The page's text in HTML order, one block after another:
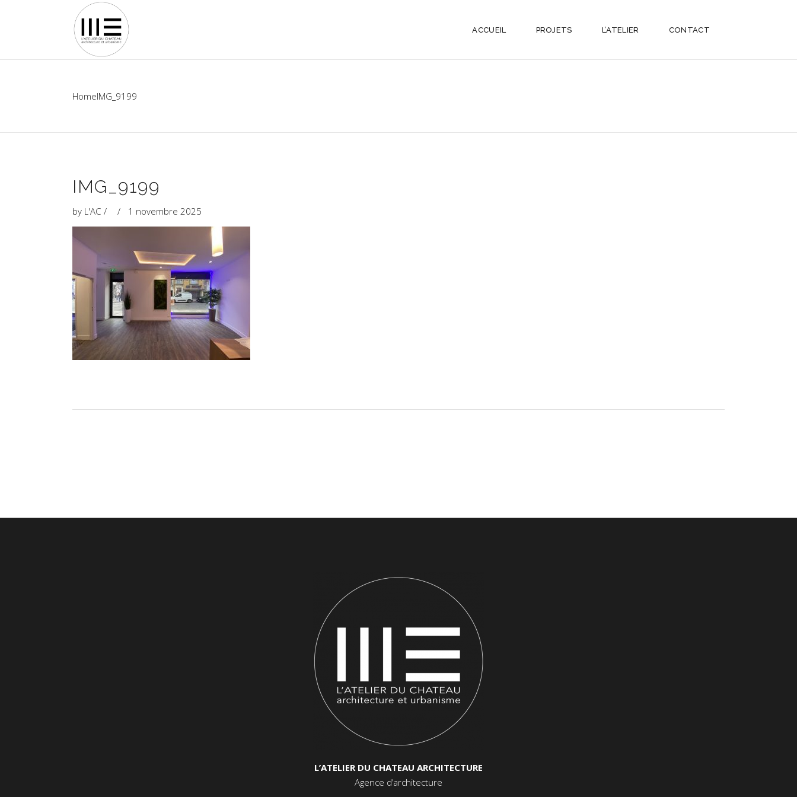
ACCUEIL PROJETS L’ATELIER CONTACT
HomeIMG_9199
IMG_9199
by L'AC 1 novembre 2025
L’ATELIER DU CHATEAU ARCHITECTURE
Agence d’architecture